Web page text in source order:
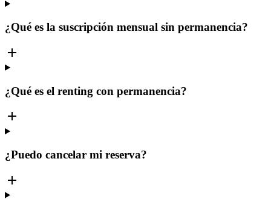
¿Qué es la suscripción mensual sin permanencia?
¿Qué es el renting con permanencia?
¿Puedo cancelar mi reserva?